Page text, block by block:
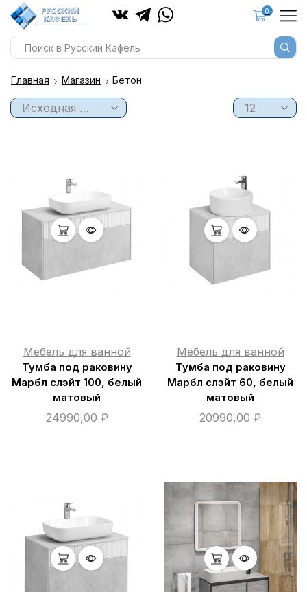
0
Главная Магазин Бетон
Мебель для ванной
Тумба под раковину
Марбл слэйт 100, белый
матовый
24990,00 ₽
Мебель для ванной
Тумба под раковину
Марбл слэйт 60, белый
матовый
20990,00 ₽